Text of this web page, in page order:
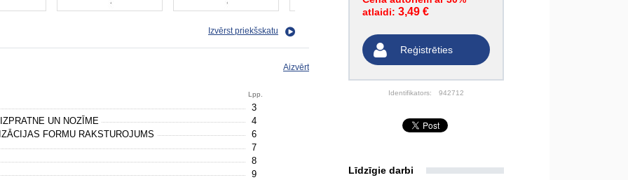
atlaidi: 3,49 €
Reģistrēties
Identifikators: 942712
Izvērst priekšskatu
Aizvērt
Lpp.
3
UN NOZĪME
4
FORMU RAKSTUROJUMS
6
7
8
9
Līdzīgie darbi